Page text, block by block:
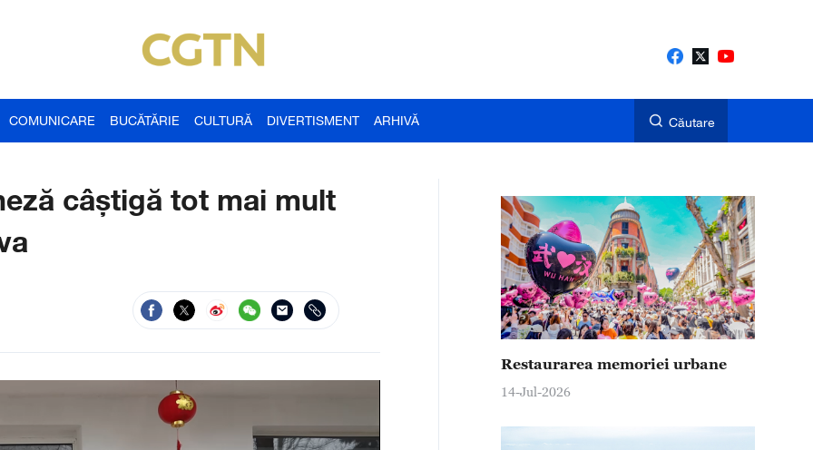
COMUNICARE BUCĂTĂRIE CULTURĂ DIVERTISMENT ARHIVĂ Căutare
câștigă tot mai mult
Restaurarea memoriei urbane
14-Jul-2026